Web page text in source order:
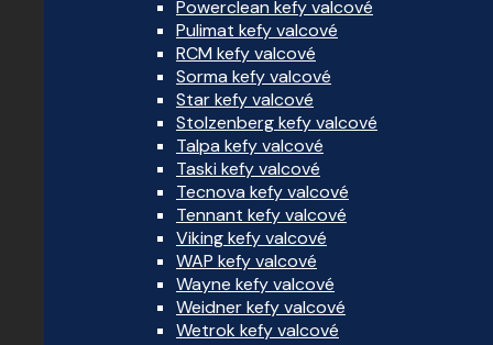
Powerclean kefy valcové
Pulimat kefy valcové
RCM kefy valcové
Sorma kefy valcové
Star kefy valcové
Stolzenberg kefy valcové
Talpa kefy valcové
Taski kefy valcové
Tecnova kefy valcové
Tennant kefy valcové
Viking kefy valcové
WAP kefy valcové
Wayne kefy valcové
Weidner kefy valcové
Wetrok kefy valcové